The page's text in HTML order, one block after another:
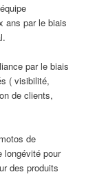
ans par le biais
par le biais
( visibilité,
de clients,
de
longévité pour
des produits